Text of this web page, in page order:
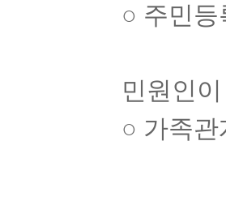
○ 주민등
민원인
○ 가족